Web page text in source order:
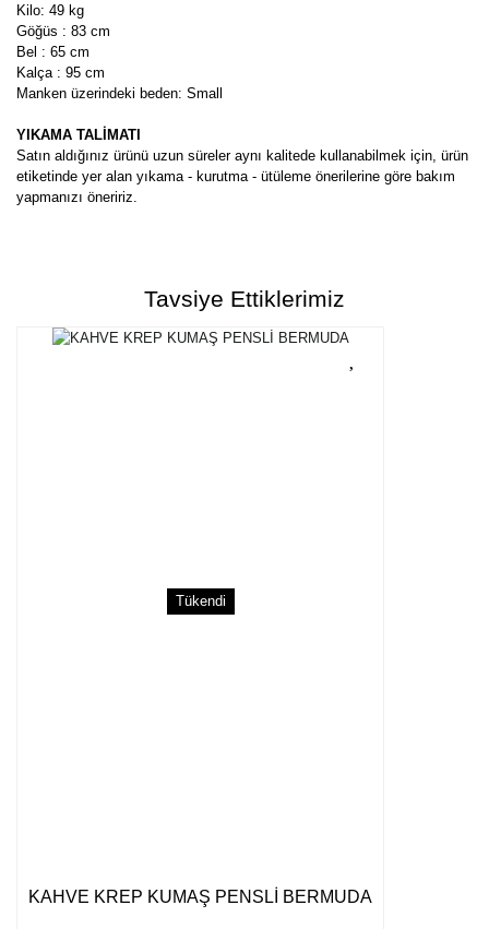
Kilo: 49 kg
Göğüs : 83 cm
Bel : 65 cm
Kalça : 95 cm
Manken üzerindeki beden: Small
YIKAMA TALİMATI
Satın aldığınız ürünü uzun süreler aynı kalitede kullanabilmek için, ürün
etiketinde yer alan yıkama - kurutma - ütüleme önerilerine göre bakım
yapmanızı öneririz.
Yorum Yaz
tarafımıza iletebilirsiniz.
Görüş ve önerileriniz için teşekkür ederiz.
Ürün resmi kalitesiz, bozuk veya görüntülenemiyor.
Tavsiye Ettiklerimiz
Tükendi
KAHVE KREP KUMAŞ PENSLİ BERMUDA